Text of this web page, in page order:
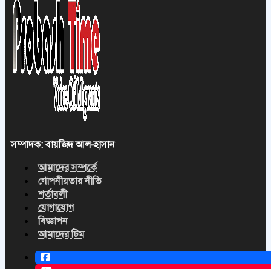
সম্পাদক: বায়জিদ আল-হাসান
আমাদের সম্পর্কে
গোপনীয়তার নীতি
শর্তাবলী
যোগাযোগ
বিজ্ঞাপন
আমাদের টিম